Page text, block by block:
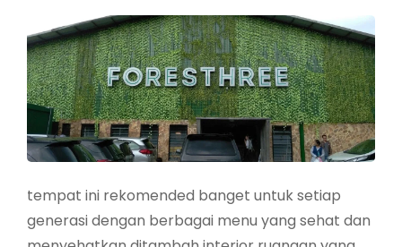
tempat ini rekomended banget untuk setiap
generasi dengan berbagai menu yang sehat dan